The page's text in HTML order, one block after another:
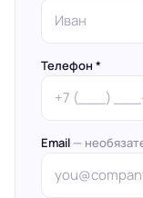
Телефон *
Email —